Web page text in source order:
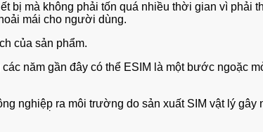
bị mà không phải tốn quá nhiều thời gian vì phải
mái cho người dùng.
của sản phẩm.
năm gần đây có thể ESIM là một bước ngoặc
nghiệp̣ ra môi trường do sản xuất SIM vật lý gây